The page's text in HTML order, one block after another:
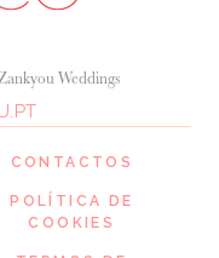
Weddings
CONTACTOS
POLÍTICA DE
COOKIES